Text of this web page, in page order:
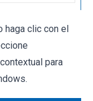
haga clic con el
para